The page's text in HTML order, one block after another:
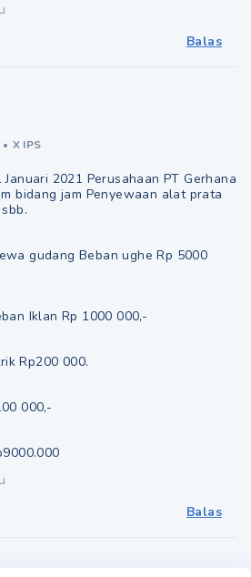
Balas
• X IPS
2021 Perusahaan PT Gerhana
bidang jam Penyewaan alat prata
gudang Beban ughe Rp 5000
Iklan Rp 1000 000,-
Rp200 000.
000,-
Balas